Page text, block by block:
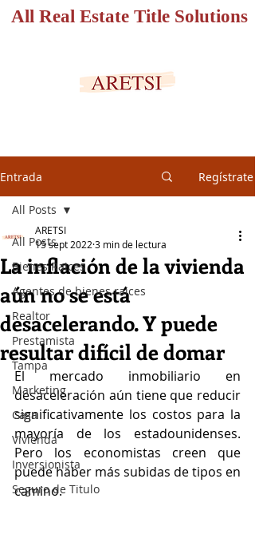
All Real Estate Title Solutions
Entrada Regístrate
All Posts
Bienes Raices
Agentes de bienes raices
Realtor
Prestamista
Tampa
Marketing
Casa
Vivienda
Inversionista
Seguro de Titulo
All Posts
La inflación de la vivienda
aún no se está
desacelerando. Y puede
resultar difícil de domar
ARETSI
15 sept 2022 3 min de lectura
El mercado inmobiliario en
desaceleración aún tiene que reducir
significativamente los costos para la
mayoría de los estadounidenses.
Pero los economistas creen que
puede haber más subidas de tipos en
camino.